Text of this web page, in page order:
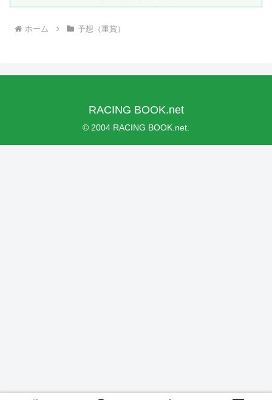
ホーム 予想（重賞）
RACING BOOK.net
© 2004 RACING BOOK.net.